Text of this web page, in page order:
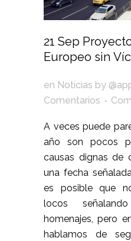
21 Sep
Europeo sin
en Noticias by
Comentarios
A veces puede
año son pocos
causas dignas de
una fecha
es posible que
locos
homenajes, pero
hablamos de